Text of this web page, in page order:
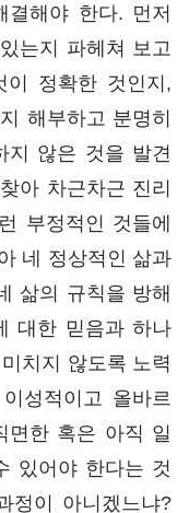
결해야 한다. 먼저
는지 파헤쳐 보고
이 정확한 것인지,
해부하고 분명히
지 않은 것을 발견
아 차근차근 진리
부정적인 것들에
네 정상적인 삶과
삶의 규칙을 방해
대한 믿음과 하나
치지 않도록 노력
성적이고 올바르
면한 혹은 아직 일
있어야 한다는 것
정이 아니겠느냐?